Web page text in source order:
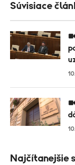
Súvisiace
Najčítanejšie